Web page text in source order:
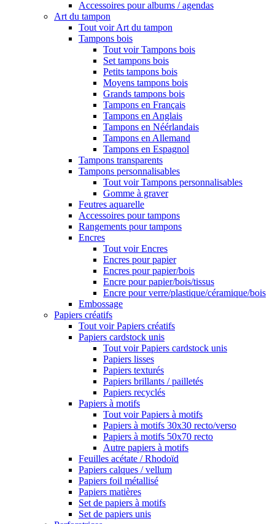
Accessoires pour albums / agendas
Art du tampon
Tout voir Art du tampon
Tampons bois
Tout voir Tampons bois
Set tampons bois
Petits tampons bois
Moyens tampons bois
Grands tampons bois
Tampons en Français
Tampons en Anglais
Tampons en Néérlandais
Tampons en Allemand
Tampons en Espagnol
Tampons transparents
Tampons personnalisables
Tout voir Tampons personnalisables
Gomme à graver
Feutres aquarelle
Accessoires pour tampons
Rangements pour tampons
Encres
Tout voir Encres
Encres pour papier
Encres pour papier/bois
Encre pour papier/bois/tissus
Encre pour verre/plastique/céramique/bois
Embossage
Papiers créatifs
Tout voir Papiers créatifs
Papiers cardstock unis
Tout voir Papiers cardstock unis
Papiers lisses
Papiers texturés
Papiers brillants / pailletés
Papiers recyclés
Papiers à motifs
Tout voir Papiers à motifs
Papiers à motifs 30x30 recto/verso
Papiers à motifs 50x70 recto
Autre papiers à motifs
Feuilles acétate / Rhodoïd
Papiers calques / vellum
Papiers foil métallisé
Papiers matières
Set de papiers à motifs
Set de papiers unis